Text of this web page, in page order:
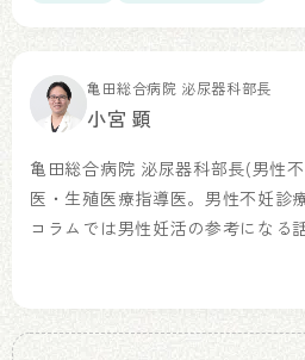
亀田総合病院 泌尿器科部長
小宮 顕
亀田総合病院 泌尿器科部長(男性
医・生殖医療指導医。男性不妊診
コラムでは男性妊活の参考になる